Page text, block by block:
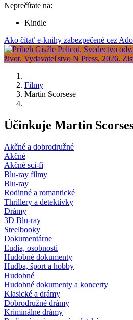
Neprečítate na:
Kindle
Ako čítať e-knihy zabezpečené cez
Filmy
Martin Scorsese
Účinkuje Martin
Akčné a dobrodružné
Akčné
Akčné sci-fi
Blu-ray filmy
Blu-ray
Rodinné a romantické
Thrillery a detektívky
Drámy
3D Blu-ray
Steelbooky
Dokumentárne
Ľudia, osobnosti
Hudobné dokumenty
Hudba, šport a hobby
Hudobné
Hudobné dokumenty a koncerty
Klasické a drámy
Dobrodružné drámy
Kriminálne drámy